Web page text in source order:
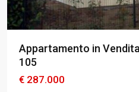
Appartamento in
105
€ 287.000